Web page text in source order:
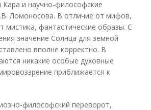
Кара и научно-философские
Ломоносова. В отличие от мифов,
мистика, фантастические образы. С
значение Солнца для земной
вполне корректно. В
никакие особые духовные
приближается к
философский переворот,